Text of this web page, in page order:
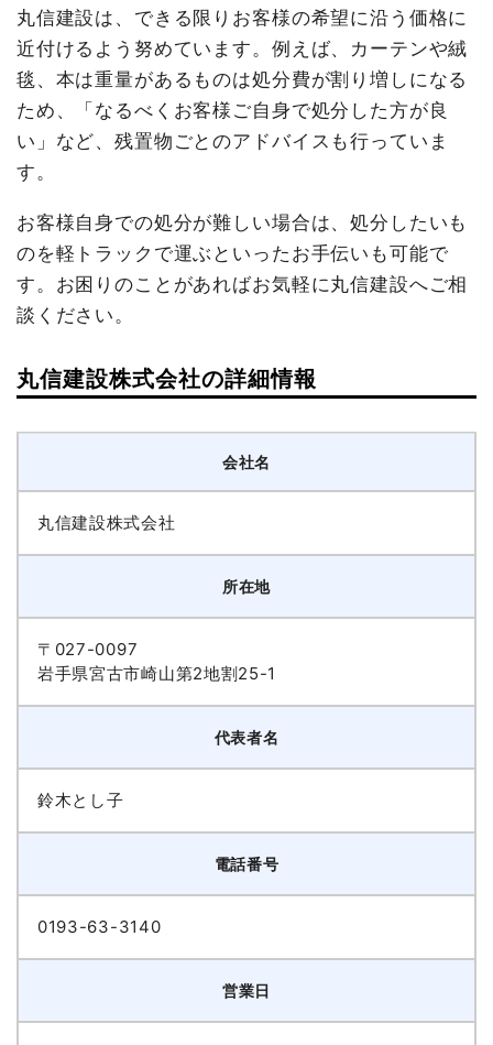
丸信建設は、できる限りお客様の希望に沿う価格に
近付けるよう努めています。例えば、カーテンや絨
毯、本は重量があるものは処分費が割り増しになる
ため、「なるべくお客様ご自身で処分した方が良
い」など、残置物ごとのアドバイスも行っていま
す。
お客様自身での処分が難しい場合は、処分したいも
のを軽トラックで運ぶといったお手伝いも可能で
す。お困りのことがあればお気軽に丸信建設へご相
談ください。
丸信建設株式会社の詳細情報
会社名
丸信建設株式会社
所在地
〒027-0097
岩手県宮古市崎山第2地割25-1
代表者名
鈴木とし子
電話番号
0193-63-3140
営業日